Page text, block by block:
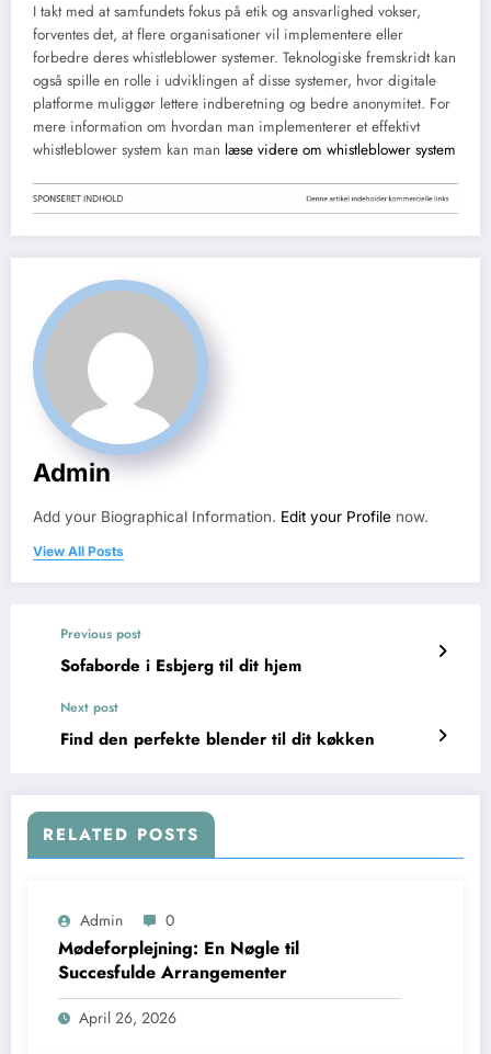
I takt med at samfundets fokus på etik og ansvarlighed vokser,
forventes det, at flere organisationer vil implementere eller
forbedre deres whistleblower systemer. Teknologiske fremskridt kan
også spille en rolle i udviklingen af disse systemer, hvor digitale
platforme muliggør lettere indberetning og bedre anonymitet. For
mere information om hvordan man implementerer et effektivt
whistleblower system kan man læse videre om whistleblower system
Admin
Add your Biographical Information. Edit your Profile now.
View All Posts
Previous post
Sofaborde i Esbjerg til dit hjem
Next post
Find den perfekte blender til dit køkken
RELATED POSTS
Admin 0
Mødeforplejning: En Nøgle til
Succesfulde Arrangementer
April 26, 2026